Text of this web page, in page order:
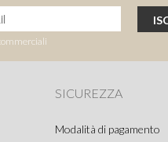
SICUREZZA
Modalità di pagamento